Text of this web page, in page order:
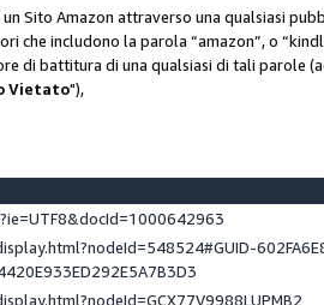
Sito Amazon attraverso una qualsiasi
includono la parola “amazon”, o
battitura di una qualsiasi di tali parole
Vietato"),